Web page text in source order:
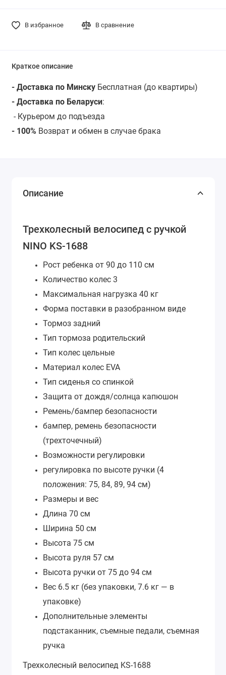
В избранное В сравнение
Краткое описание
- Доставка по МинскуБесплатная (до квартиры)
- Доставка по Беларуси:
- Курьером до подъезда
- 100% Возврат и обмен в случае брака
Описание
Трехколесный велосипед с ручкой
NINO KS-1688
Рост ребенка от 90 до 110 см
Количество колес 3
Максимальная нагрузка 40 кг
Форма поставки в разобранном виде
Тормоз задний
Тип тормоза родительский
Тип колес цельные
Материал колес EVA
Тип сиденья со спинкой
Защита от дождя/солнца капюшон
Ремень/бампер безопасности
бампер, ремень безопасности
(трехточечный)
Возможности регулировки
регулировка по высоте ручки (4
положения: 75, 84, 89, 94 см)
Размеры и вес
Длина 70 см
Ширина 50 см
Высота 75 см
Высота руля 57 см
Высота ручки от 75 до 94 см
Вес 6.5 кг (без упаковки, 7.6 кг — в
упаковке)
Дополнительные элементы
подстаканник, съемные педали, съемная
ручка
Трехколесный велосипед KS-1688